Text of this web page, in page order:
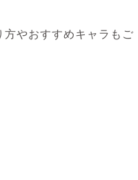
方やおすすめキャラもご